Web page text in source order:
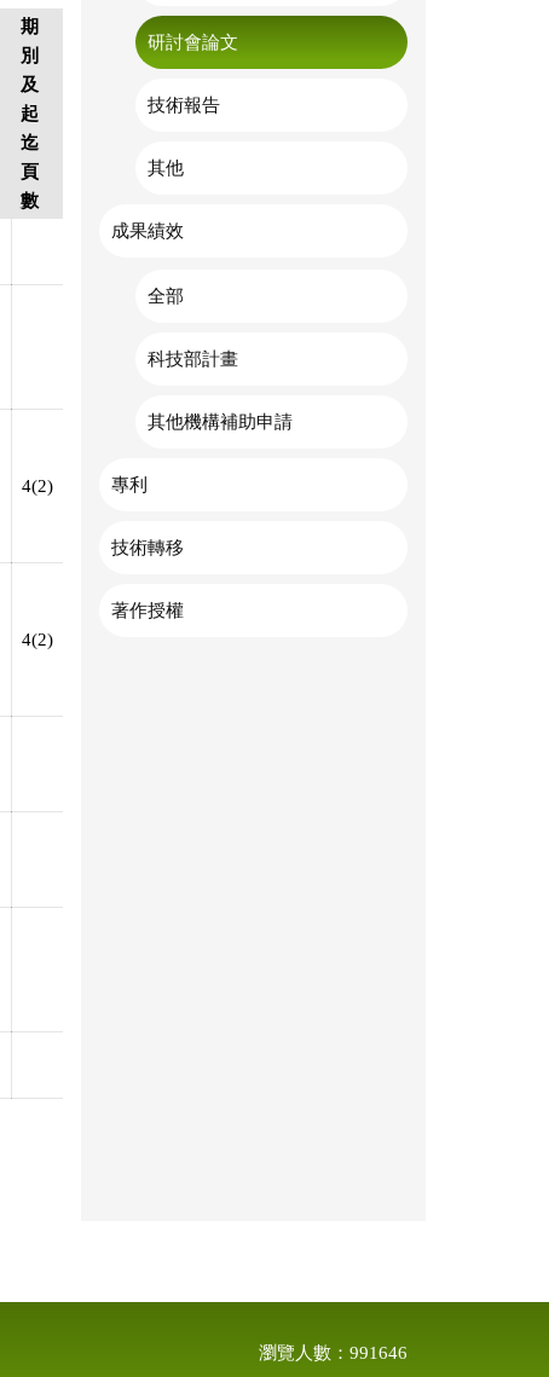
期
別
及
起
迄
頁
數
4(2)
4(2)
研討會論文
技術報告
其他
成果績效
全部
科技部計畫
其他機構補助申請
專利
技術轉移
著作授權
瀏覽人數：991646